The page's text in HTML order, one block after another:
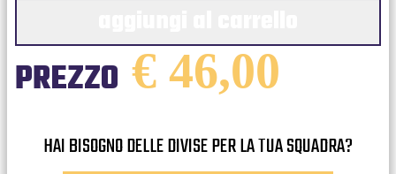
PREZZO € 46,00
HAI BISOGNO DELLE DIVISE PER LA TUA SQUADRA?